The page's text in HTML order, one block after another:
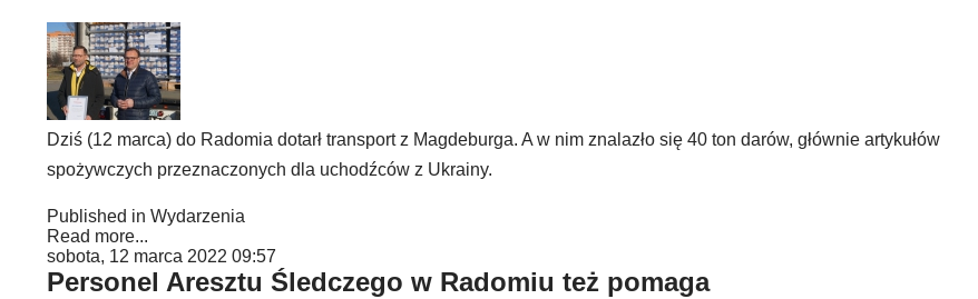
Dziś (12 marca) do Radomia dotarł transport z Magdeburga. A w nim znalazło się 40 ton darów, głównie artykułów
spożywczych przeznaczonych dla uchodźców z Ukrainy.
Published in Wydarzenia
Read more...
sobota, 12 marca 2022 09:57
Personel Aresztu Śledczego w Radomiu też pomaga